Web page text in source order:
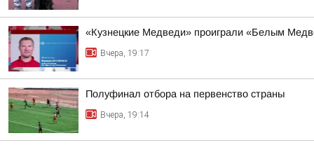
«Кузнецкие Медведи» проиграли «Белым
Вчера, 19:17
Полуфинал отбора на первенство страны
Вчера, 19:14